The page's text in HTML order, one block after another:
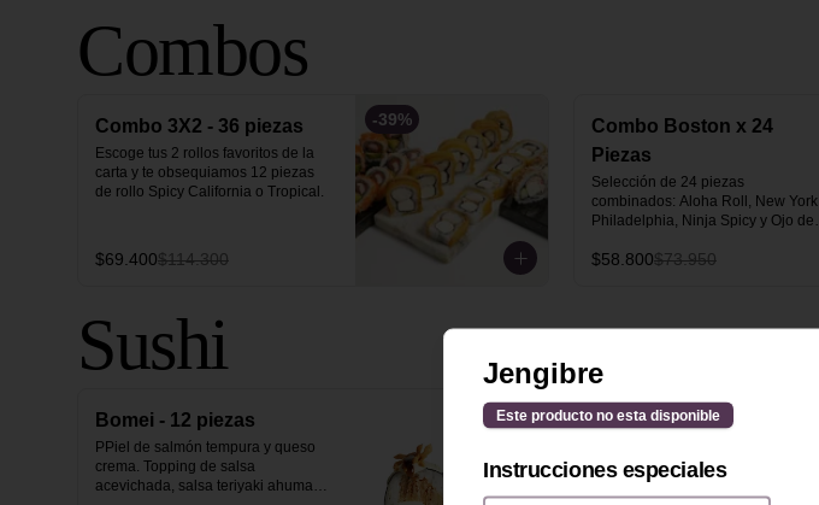
Combos
-39%
Combo 3X2 - 36 piezas
Escoge tus 2 rollos favoritos de la
carta y te obsequiamos 12 piezas
de rollo Spicy California o Tropical.
$69.400$114.300
Combo Boston x 24
Piezas
Selección de 24 piezas
combinados: Aloha Roll, New York
Philadelphia, Ninja Spicy y Ojo de
$58.800$73.950
Sushi
Bomei - 12 piezas
PPiel de salmón tempura y queso
crema. Topping de salsa
acevichada, salsa teriyaki ahumada,
Salmon Panko - 12
Salmón tempura, queso crema y
aguacate. Topping de salsa de
Jengibre
Este producto no esta disponible
Instrucciones especiales